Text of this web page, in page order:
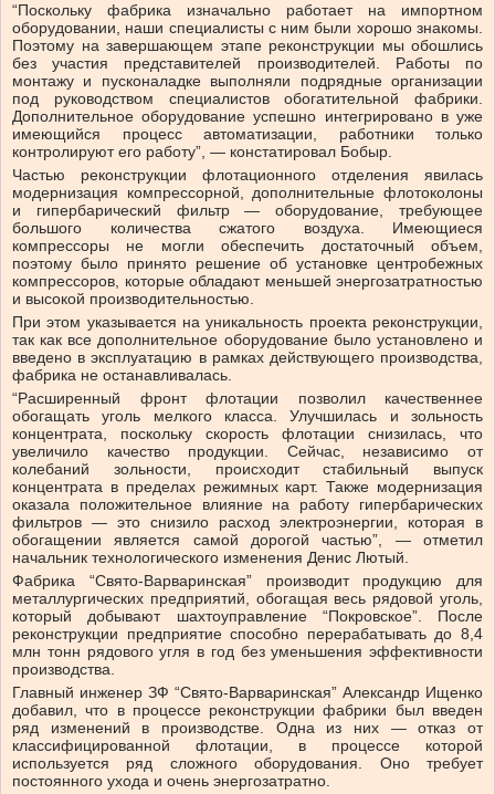
“Поскольку фабрика изначально работает на импортном
оборудовании, наши специалисты с ним были хорошо знакомы.
Поэтому на завершающем этапе реконструкции мы обошлись
без участия представителей производителей. Работы по
монтажу и пусконаладке выполняли подрядные организации
под руководством специалистов обогатительной фабрики.
Дополнительное оборудование успешно интегрировано в уже
имеющийся процесс автоматизации, работники только
контролируют его работу”, — констатировал Бобыр.
Частью реконструкции флотационного отделения явилась
модернизация компрессорной, дополнительные флотоколоны
и гипербарический фильтр — оборудование, требующее
большого количества сжатого воздуха. Имеющиеся
компрессоры не могли обеспечить достаточный объем,
поэтому было принято решение об установке центробежных
компрессоров, которые обладают меньшей энергозатратностью
и высокой производительностью.
При этом указывается на уникальность проекта реконструкции,
так как все дополнительное оборудование было установлено и
введено в эксплуатацию в рамках действующего производства,
фабрика не останавливалась.
“Расширенный фронт флотации позволил качественнее
обогащать уголь мелкого класса. Улучшилась и зольность
концентрата, поскольку скорость флотации снизилась, что
увеличило качество продукции. Сейчас, независимо от
колебаний зольности, происходит стабильный выпуск
концентрата в пределах режимных карт. Также модернизация
оказала положительное влияние на работу гипербарических
фильтров — это снизило расход электроэнергии, которая в
обогащении является самой дорогой частью”, — отметил
начальник технологического изменения Денис Лютый.
Фабрика “Свято-Варваринская” производит продукцию для
металлургических предприятий, обогащая весь рядовой уголь,
который добывают шахтоуправление “Покровское”. После
реконструкции предприятие способно перерабатывать до 8,4
млн тонн рядового угля в год без уменьшения эффективности
производства.
Главный инженер ЗФ “Свято-Варваринская” Александр Ищенко
добавил, что в процессе реконструкции фабрики был введен
ряд изменений в производстве. Одна из них — отказ от
классифицированной флотации, в процессе которой
используется ряд сложного оборудования. Оно требует
постоянного ухода и очень энергозатратно.